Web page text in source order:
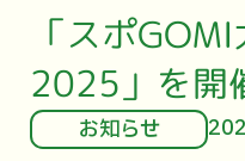
「スポ
2025」を開
お知らせ